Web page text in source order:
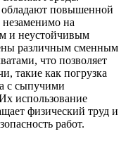
обладают повышенной
на
и неустойчивым
различным сменным
что позволяет
такие как погрузка
с сыпучими
использование
физический труд и
работ.